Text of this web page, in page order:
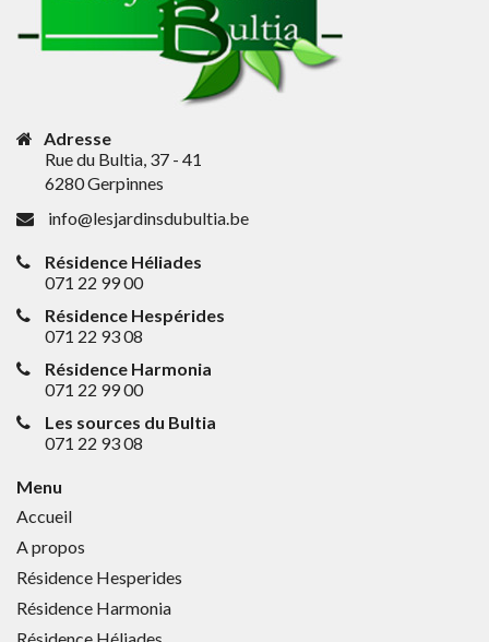
Adresse
Rue du Bultia, 37 - 41
6280 Gerpinnes
info@lesjardinsdubultia.be
Résidence Héliades
071 22 99 00
Résidence Hespérides
071 22 93 08
Résidence Harmonia
071 22 99 00
Les sources du Bultia
071 22 93 08
Menu
Accueil
A propos
Résidence Hesperides
Résidence Harmonia